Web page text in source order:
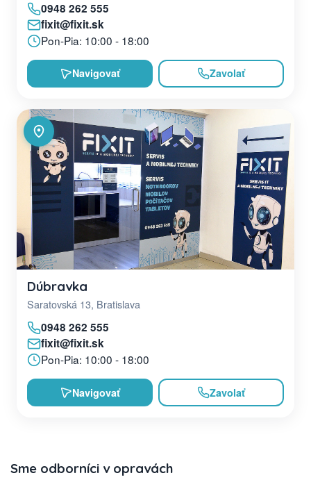
0948 262 555
fixit@fixit.sk
Pon-Pia: 10:00 - 18:00
Navigovať Zavolať
Dúbravka
Saratovská 13, Bratislava
0948 262 555
fixit@fixit.sk
Pon-Pia: 10:00 - 18:00
Navigovať Zavolať
Sme odborníci v opravách